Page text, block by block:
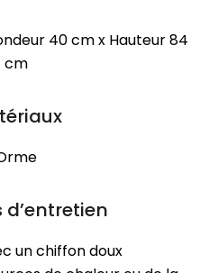
40 cm x Hauteur 84
cm
d’entretien
un chiffon doux